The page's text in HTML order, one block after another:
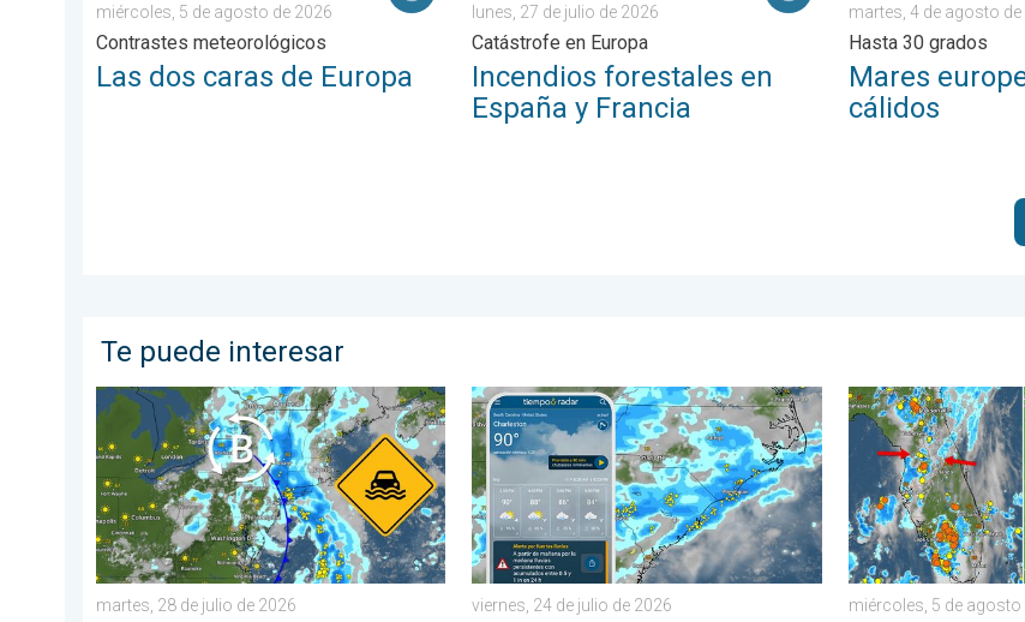
miércoles, 5 de agosto de 2026
Contrastes meteorológicos
Las dos caras de Europa
lunes, 27 de julio de 2026
Catástrofe en Europa
Incendios forestales en
España y Francia
martes, 4 de agosto de
Hasta 30 grados
Mares
cálidos
Te puede interesar
Lluvias intensas en el noreste. Posibles inundaciones. . . martes, 28 de julio de 2026
martes, 28 de julio de 2026
El episodio de lluvias que se ha prolongado durante varios días
viernes, 24 de julio de 2026
Así se forman los
miércoles, 5 de agosto